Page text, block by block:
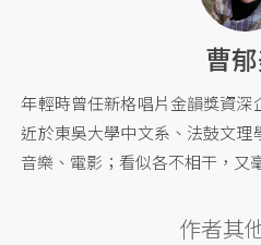
曹
年輕時曾任新格唱片金韻獎資
近於東吳大學中文系、法鼓文理
音樂、電影；看似各不相干，又
作者其